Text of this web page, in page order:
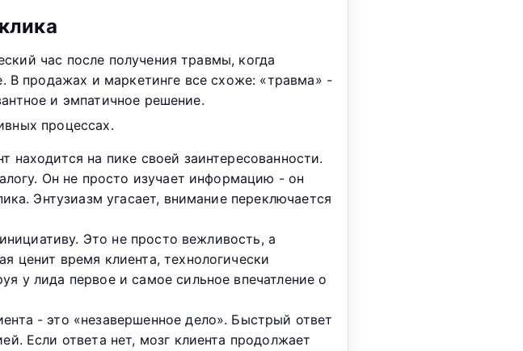
час после получения травмы, когда
продажах и маркетинге все схоже: «травма» -
и эмпатичное решение.
процессах.
на пике своей заинтересованности.
Он не просто изучает информацию - он
Энтузиазм угасает, внимание переключается
Это не просто вежливость, а
ценит время клиента, технологически
у лида первое и самое сильное впечатление о
- это «незавершенное дело». Быстрый ответ
Если ответа нет, мозг клиента продолжает